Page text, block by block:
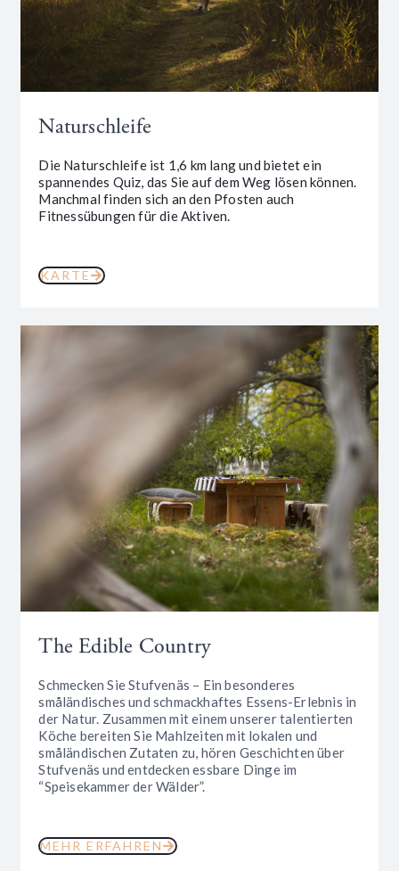
Naturschleife
Die Naturschleife ist 1,6 km lang und bietet ein
spannendes Quiz, das Sie auf dem Weg lösen können.
Manchmal finden sich an den Pfosten auch
Fitnessübungen für die Aktiven.
KARTE
The Edible Country
Schmecken Sie Stufvenäs – Ein besonderes
småländisches und schmackhaftes Essens-Erlebnis in
der Natur. Zusammen mit einem unserer talentierten
Köche bereiten Sie Mahlzeiten mit lokalen und
småländischen Zutaten zu, hören Geschichten über
Stufvenäs und entdecken essbare Dinge im
“Speisekammer der Wälder”.
MEHR ERFAHREN